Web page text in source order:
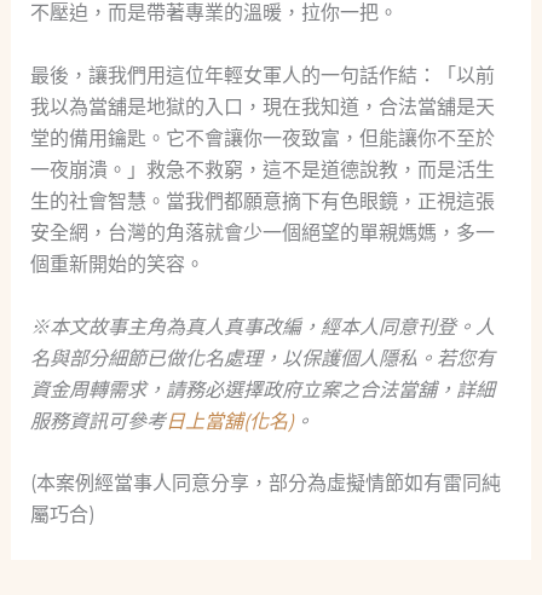
不壓迫，而是帶著專業的溫暖，拉你一把。
最後，讓我們用這位年輕女軍人的一句話作結：「以前
我以為當舖是地獄的入口，現在我知道，合法當舖是天
堂的備用鑰匙。它不會讓你一夜致富，但能讓你不至於
一夜崩潰。」救急不救窮，這不是道德說教，而是活生
生的社會智慧。當我們都願意摘下有色眼鏡，正視這張
安全網，台灣的角落就會少一個絕望的單親媽媽，多一
個重新開始的笑容。
※本文故事主角為真人真事改編，經本人同意刊登。人
名與部分細節已做化名處理，以保護個人隱私。若您有
資金周轉需求，請務必選擇政府立案之合法當舖，詳細
服務資訊可參考日上當舖(化名)。
(本案例經當事人同意分享，部分為虛擬情節如有雷同純
屬巧合)